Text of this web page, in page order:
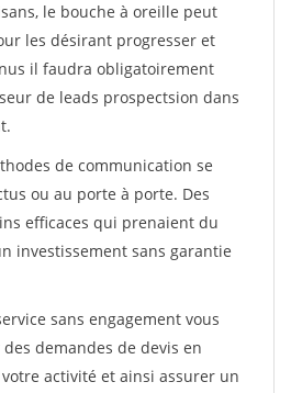
le bouche à oreille peut
les désirant progresser et
il faudra obligatoirement
de leads prospectsion dans
de communication se
ou au porte à porte. Des
efficaces qui prenaient du
investissement sans garantie
sans engagement vous
demandes de devis en
activité et ainsi assurer un